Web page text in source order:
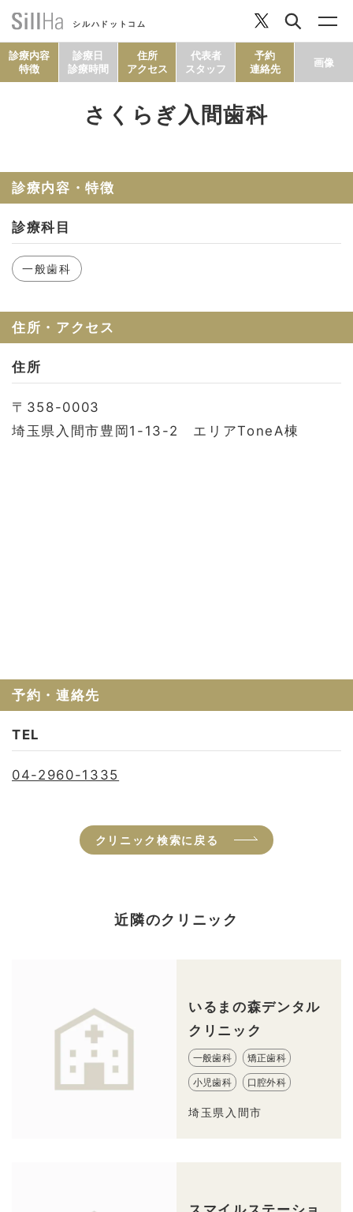
シルハドットコム
診療内容
特徴
診療日
診療時間
住所
アクセス
代表者
スタッフ
予約
連絡先
画像
さくらぎ入間歯科
診療内容・特徴
診療科目
一般歯科
住所・アクセス
住所
〒358-0003
埼玉県入間市豊岡1-13-2 エリアToneA棟
予約・連絡先
TEL
04-2960-1335
クリニック検索に戻る
近隣のクリニック
いるまの森デンタル
クリニック
一般歯科 矯正歯科
小児歯科 口腔外科
埼玉県入間市